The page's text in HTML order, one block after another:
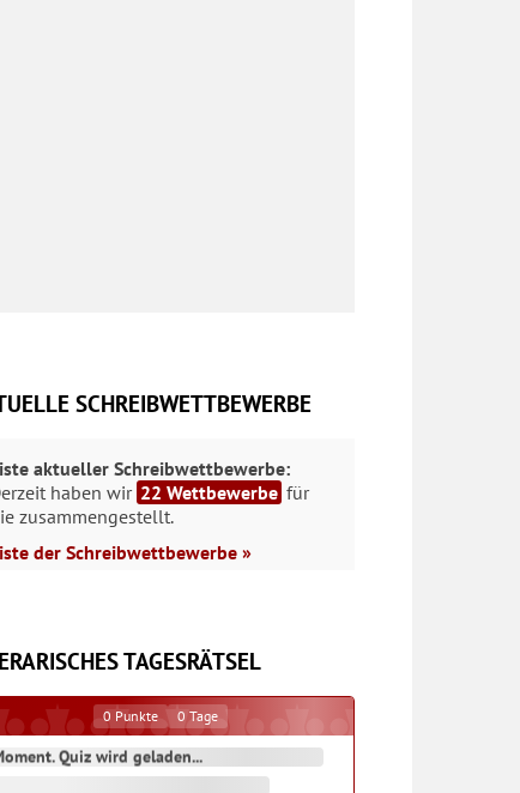
SCHREIBWETTBEWERBE
aktueller Schreibwettbewerbe:
haben wir 22 Wettbewerbe für
zusammengestellt.
der Schreibwettbewerbe »
TAGESRÄTSEL
0 Punkte 0 Tage
Quiz wird geladen...